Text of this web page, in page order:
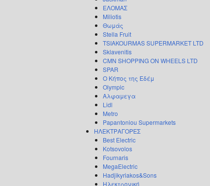
ΕΛΟΜΑΣ
Miliotis
Θωμάς
Stella Fruit
TSIAKOURMAS SUPERMARKET LTD
Sklavenitis
CMN SHOPPING ON WHEELS LTD
SPAR
Ο Κήπος της Εδέμ
Olympic
Αλφαμεγα
Lidl
Metro
Papantoniou Supermarkets
ΗΛΕΚΤΡΑΓΟΡΕΣ
Best Electric
Kotsovolos
Fournaris
MegaElectric
Hadjikyriakos&Sons
Ηλεκτρονική